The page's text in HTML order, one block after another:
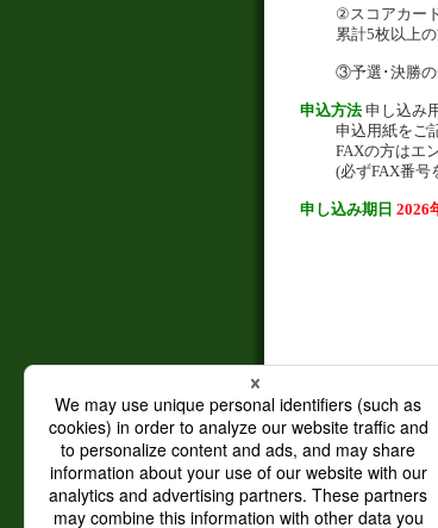
②スコアカー
累計5枚以上
③予選･決勝の
申込方法申し込み
申込用紙をご
FAXの方はエ
(必ずFAX番号
申し込み期日 2026